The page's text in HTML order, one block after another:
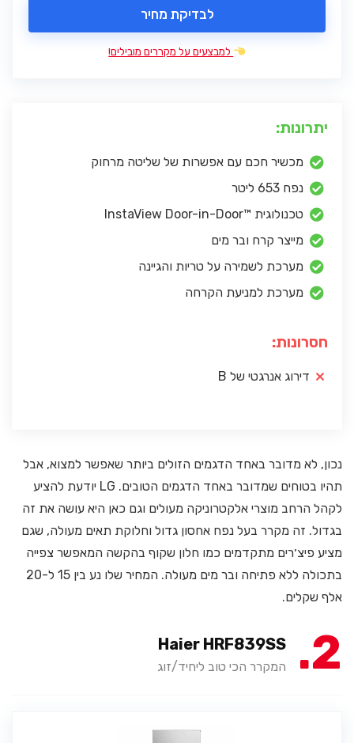
לבדיקת מחיר
למבצעים על מקררים מובילים!
יתרונות:
מכשיר חכם עם אפשרות של שליטה מרחוק
נפח 653 ליטר
טכנולוגית ™InstaView Door-in-Door
מייצר קרח ובר מים
מערכת לשמירה על טריות והגיינה
מערכת למניעת הקרחה
חסרונות:
דירוג אנרגטי של B
נכון, לא מדובר באחד הדגמים הזולים ביותר שאפשר למצוא, אבל
תהיו בטוחים שמדובר באחד הדגמים הטובים. LG יודעת להציע
לקהל הרחב מוצרי אלקטרוניקה מעולים וגם כאן היא עושה את זה
בגדול. זה מקרר בעל נפח אחסון גדול וחלוקת תאים מעולה, שגם
מציע פיצ׳רים מתקדמים כמו חלון שקוף בהקשה המאפשר צפייה
בתכולה ללא פתיחה ובר מים מעולה. המחיר שלו נע בין 15 ל-20
אלף שקלים.
2
Haier HRF839SS
המקרר הכי טוב ליחיד/זוג